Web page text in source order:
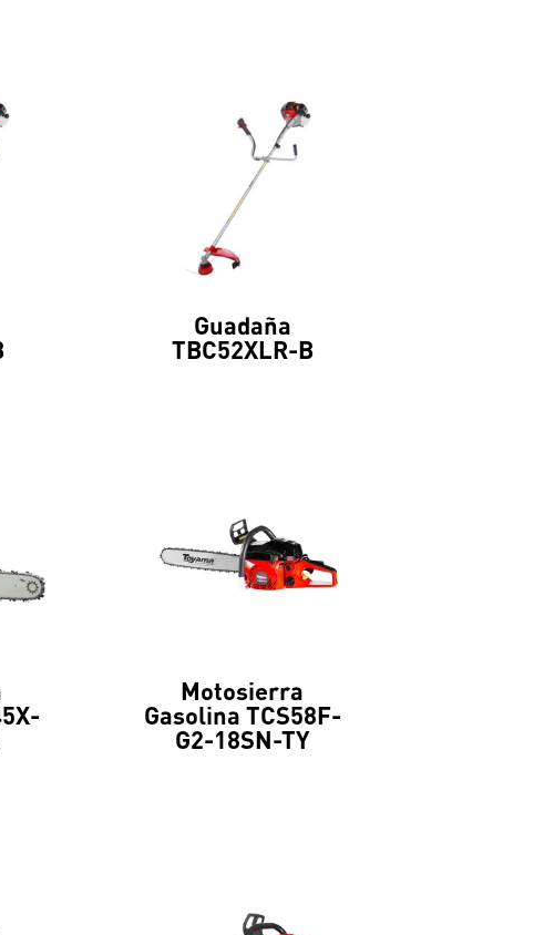
Guadaña
TBC52XLR-B
Motosierra
Gasolina TCS58F-
G2-18SN-TY